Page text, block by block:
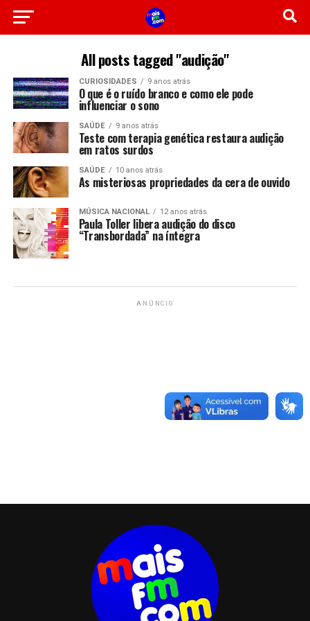
All posts tagged "audição"
CURIOSIDADES 9 anos atrás
O que é o ruído branco e como ele pode
influenciar o sono
SAÚDE 9 anos atrás
Teste com terapia genética restaura audição
em ratos surdos
SAÚDE 10 anos atrás
As misteriosas propriedades da cera de ouvido
MÚSICA NACIONAL 12 anos atrás
Paula Toller libera audição do disco
“Transbordada” na íntegra
ANÚNCIO